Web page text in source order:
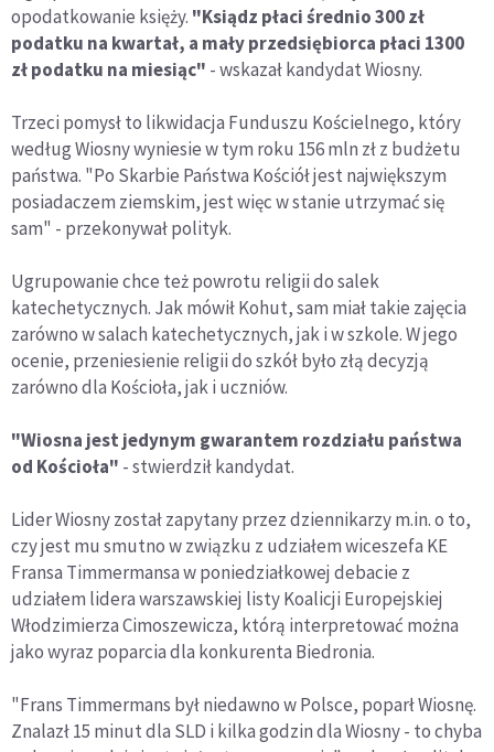
opodatkowanie księży. "Ksiądz płaci średnio 300 zł
podatku na kwartał, a mały przedsiębiorca płaci 1300
zł podatku na miesiąc" - wskazał kandydat Wiosny.
Trzeci pomysł to likwidacja Funduszu Kościelnego, który
według Wiosny wyniesie w tym roku 156 mln zł z budżetu
państwa. "Po Skarbie Państwa Kościół jest największym
posiadaczem ziemskim, jest więc w stanie utrzymać się
sam" - przekonywał polityk.
Ugrupowanie chce też powrotu religii do salek
katechetycznych. Jak mówił Kohut, sam miał takie zajęcia
zarówno w salach katechetycznych, jak i w szkole. W jego
ocenie, przeniesienie religii do szkół było złą decyzją
zarówno dla Kościoła, jak i uczniów.
"Wiosna jest jedynym gwarantem rozdziału państwa
od Kościoła" - stwierdził kandydat.
Lider Wiosny został zapytany przez dziennikarzy m.in. o to,
czy jest mu smutno w związku z udziałem wiceszefa KE
Fransa Timmermansa w poniedziałkowej debacie z
udziałem lidera warszawskiej listy Koalicji Europejskiej
Włodzimierza Cimoszewicza, którą interpretować można
jako wyraz poparcia dla konkurenta Biedronia.
"Frans Timmermans był niedawno w Polsce, poparł Wiosnę.
Znalazł 15 minut dla SLD i kilka godzin dla Wiosny - to chyba